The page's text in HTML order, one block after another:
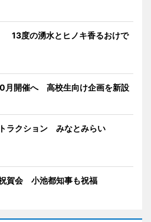
13度の湧水とヒノキ香るおけで
月開催へ 高校生向け企画を新設
ラクション みなとみらい
賀会 小池都知事も祝福